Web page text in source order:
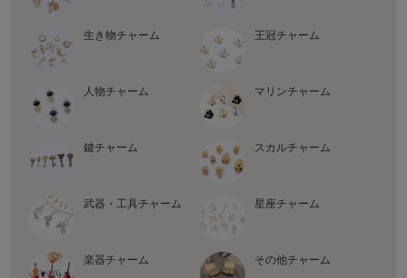
生き物チャーム 王冠チャーム
人物チャーム マリンチャーム
鍵チャーム スカルチャーム
武器・工具チャーム 星座チャーム
楽器チャーム その他チャーム